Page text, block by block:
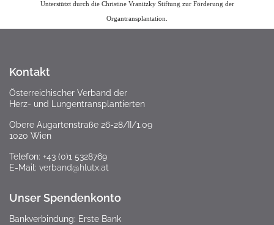
Unterstützt durch die Christine Vranitzky Stiftung zur Förderung der
Organtransplantation.
Kontakt
Österreichischer Verband der
Herz- und Lungentransplantierten
Obere Augartenstraße 26-28/II/1.09
1020 Wien
Telefon: +43 (0)1 5328769
E-Mail: verband@hlutx.at
Unser Spendenkonto
Bankverbindung: Erste Bank